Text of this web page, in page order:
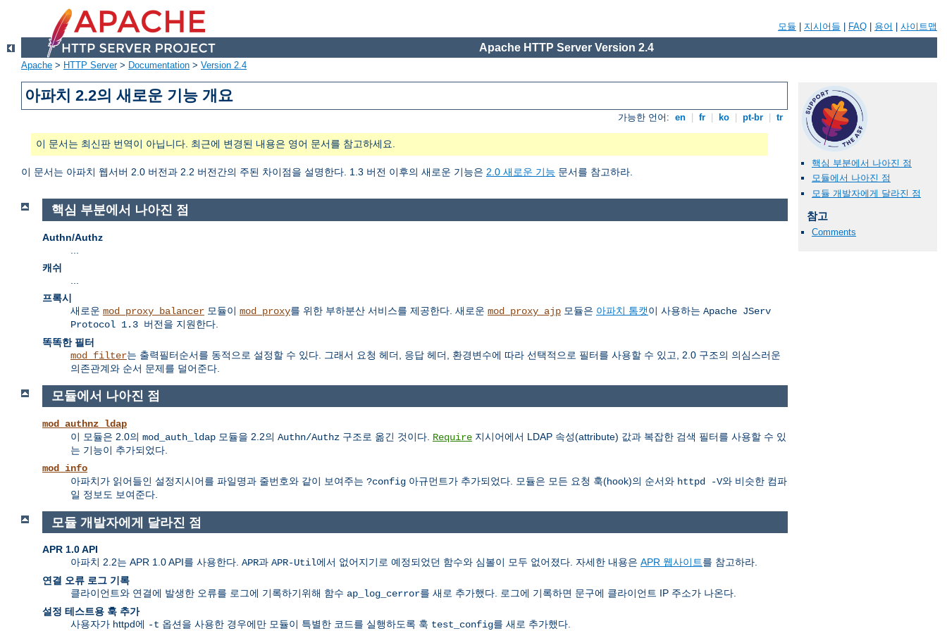
모듈 지시어들 FAQ 용어 사이트맵
Apache HTTP Server Version 2.4
Apache > HTTP Server> Documentation > Version 2.4
아파치 2.2의 새로운 기능 개요
가능한 언어: en fr ko pt-br tr
이 문서는 최신판 번역이 아닙니다. 최근에 변경된 내용은 영어 문서를 참고하세요.
이 문서는 아파치 웹서버 2.0 버전과 2.2 버전간의 주된 차이점을 설명한다. 1.3 버전 이후의 새로운 기능은 2.0 새로운 기능 문서를 참고하라.
핵심 부분에서 나아진 점
모듈에서 나아진 점
모듈 개발자에게 달라진 점
참고
Comments
핵심 부분에서 나아진 점
Authn/Authz
캐쉬
프록시
새로운 mod_proxy_balancer 모듈이 mod_proxy를 위한 부하분산 서비스를 제공한다. 새로운 mod_proxy_ajp 모듈은 아파치 톰캣이 사용하는 Apache JServ
Protocol 1.3 버전을 지원한다.
똑똑한 필터
mod_filter는 출력필터순서를 동적으로 설정할 수 있다. 그래서 요청 헤더, 응답 헤더, 환경변수에 따라 선택적으로 필터를 사용할 수 있고, 2.0 구조의 의심스러운
의존관계와 순서 문제를 덜어준다.
모듈에서 나아진 점
mod_authnz_ldap
이 모듈은 2.0의 mod_auth_ldap 모듈을 2.2의 Authn/Authz 구조로 옮긴 것이다. Require 지시어에서 LDAP 속성(attribute) 값과 복잡한 검색 필터를 사용할 수 있
는 기능이 추가되었다.
mod_info
아파치가 읽어들인 설정지시어를 파일명과 줄번호와 같이 보여주는 ?config 아규먼트가 추가되었다. 모듈은 모든 요청 훅(hook)의 순서와 httpd -V와 비슷한 컴파
일 정보도 보여준다.
모듈 개발자에게 달라진 점
APR 1.0 API
아파치 2.2는 APR 1.0 API를 사용한다. APR과 APR-Util에서 없어지기로 예정되었던 함수와 심볼이 모두 없어졌다. 자세한 내용은 APR 웹사이트를 참고하라.
연결 오류 로그 기록
클라이언트와 연결에 발생한 오류를 로그에 기록하기위해 함수 ap_log_cerror를 새로 추가했다. 로그에 기록하면 문구에 클라이언트 IP 주소가 나온다.
설정 테스트용 훅 추가
사용자가 httpd에 -t 옵션을 사용한 경우에만 모듈이 특별한 코드를 실행하도록 훅 test_config를 새로 추가했다.